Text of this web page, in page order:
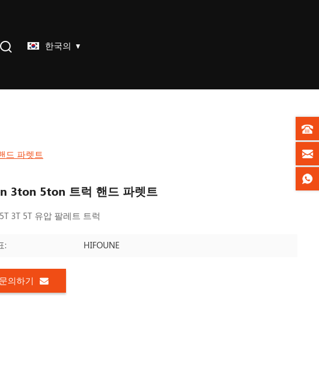
한국의
드 파렛트
3ton 5ton 트럭 핸드 파렛트
3T 5T ​​유압 팔레트 트럭
: HIFOUNE
문의하기